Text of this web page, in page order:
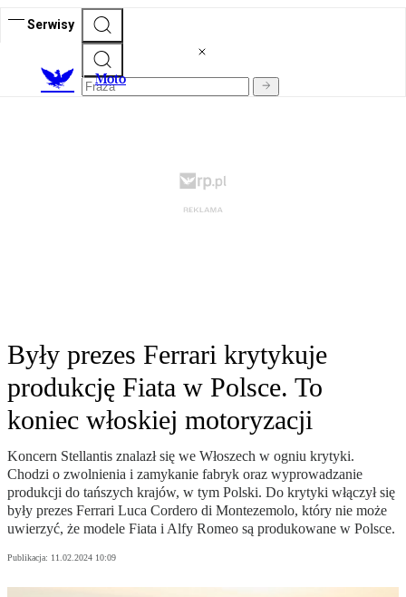
Serwisy
Moto
Były prezes Ferrari krytykuje
produkcję Fiata w Polsce. To
koniec włoskiej motoryzacji
Koncern Stellantis znalazł się we Włoszech w ogniu krytyki.
Chodzi o zwolnienia i zamykanie fabryk oraz wyprowadzanie
produkcji do tańszych krajów, w tym Polski. Do krytyki włączył się
były prezes Ferrari Luca Cordero di Montezemolo, który nie może
uwierzyć, że modele Fiata i Alfy Romeo są produkowane w Polsce.
Publikacja: 11.02.2024 10:09